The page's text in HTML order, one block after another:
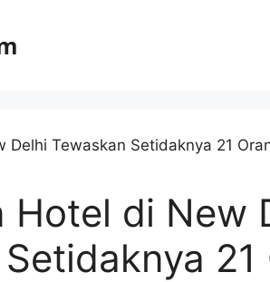
Hotel di New
21